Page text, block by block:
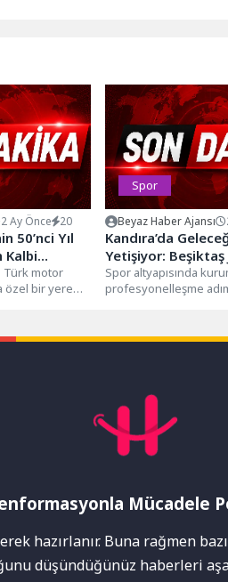
2 Ay Önce 20
50’nci Yıl
Kalbi
Türk motor
özel bir yere
Spor
Beyaz Haber Ajansı
Kandıra’da
Yetişiyor: Beşiktaş
Okulu Kayıtları
Spor altyapısında
profesyonelleşme
Mücadele
hazırlanır. Buna rağmen
düşündüğünüz haberleri